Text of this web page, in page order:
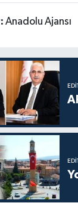
Anadolu Ajansı